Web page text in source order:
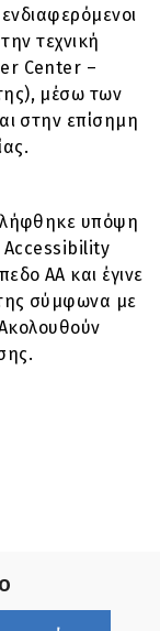
τεχνική
Center –
μέσω των
στην επίσημη
λήφθηκε υπόψη
Accessibility
ΑΑ και έγινε
σύμφωνα με